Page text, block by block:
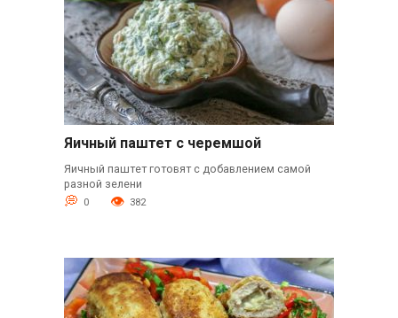
Яичный паштет с черемшой
Яичный паштет готовят с добавлением самой
разной зелени
0 382